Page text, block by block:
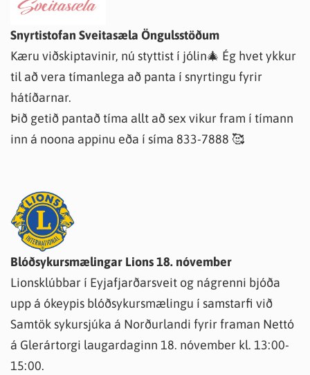
Snyrtistofan Sveitasæla Öngulsstöðum
Kæru viðskiptavinir, nú styttist í jólin🎄 Ég hvet ykkur
til að vera tímanlega að panta í snyrtingu fyrir
hátíðarnar.
Þið getið pantað tíma allt að sex vikur fram í tímann
inn á noona appinu eða í síma 833-7888 🥰
Blóðsykursmælingar Lions 18. nóvember
Lionsklúbbar í Eyjafjarðarsveit og nágrenni bjóða
upp á ókeypis blóðsykursmælingu í samstarfi við
Samtök sykursjúka á Norðurlandi fyrir framan Nettó
á Glerártorgi laugardaginn 18. nóvember kl. 13:00-
15:00.